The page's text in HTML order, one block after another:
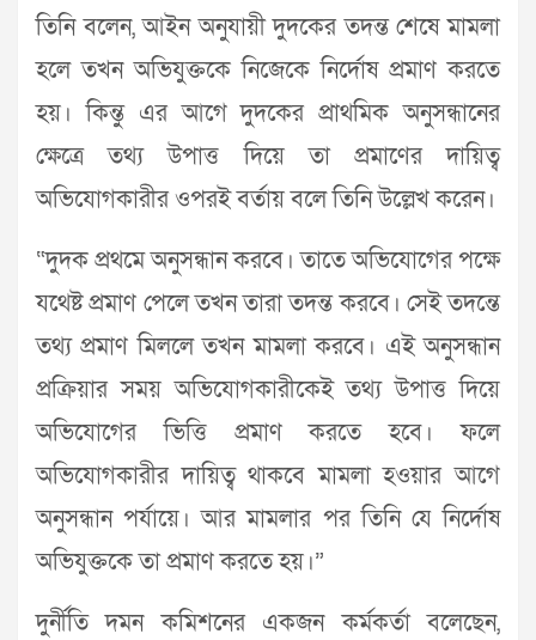
তিনি বলেন, আইন অনুযায়ী দুদকের তদন্ত শেষে মামলা
হলে তখন অভিযুক্তকে নিজেকে নির্দোষ প্রমাণ করতে
হয়। কিন্তু এর আগে দুদকের প্রাথমিক অনুসন্ধানের
ক্ষেত্রে তথ্য উপাত্ত দিয়ে তা প্রমাণের দায়িত্ব
অভিযোগকারীর ওপরই বর্তায় বলে তিনি উল্লেখ করেন।
“দুদক প্রথমে অনুসন্ধান করবে। তাতে অভিযোগের পক্ষে
যথেষ্ট প্রমাণ পেলে তখন তারা তদন্ত করবে। সেই তদন্তে
তথ্য প্রমাণ মিললে তখন মামলা করবে। এই অনুসন্ধান
প্রক্রিয়ার সময় অভিযোগকারীকেই তথ্য উপাত্ত দিয়ে
অভিযোগের ভিত্তি প্রমাণ করতে হবে। ফলে
অভিযোগকারীর দায়িত্ব থাকবে মামলা হওয়ার আগে
অনুসন্ধান পর্যায়ে। আর মামলার পর তিনি যে নির্দোষ
অভিযুক্তকে তা প্রমাণ করতে হয়।”
দুর্নীতি দমন কমিশনের একজন কর্মকর্তা বলেছেন,